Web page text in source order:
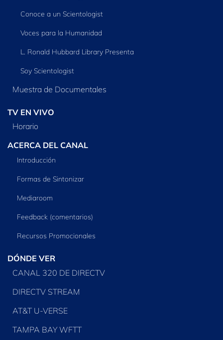
Conoce a un Scientologist
Voces para la Humanidad
L. Ronald Hubbard Library Presenta
Soy Scientologist
Muestra de Documentales
TV EN VIVO
Horario
ACERCA DEL CANAL
Introducción
Formas de Sintonizar
Mediaroom
Feedback (comentarios)
Recursos Promocionales
DÓNDE VER
CANAL 320 DE DIRECTV
DIRECTV STREAM
AT&T U-VERSE
TAMPA BAY WFTT